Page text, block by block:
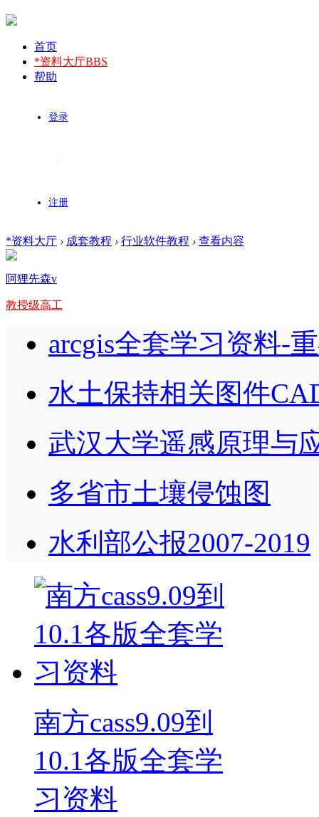
首页
*资料大厅BBS
帮助
登录
注册
*资料大厅 › 成套教程 › 行业软件教程 › 查看内容
阿狸先森v
教授级高工
arcgis全套学习资料-
水土保持相关图件
武汉大学遥感原理与
多省市土壤侵蚀图
水利部公报2007-2019
南方cass9.09到
10.1各版全套学
习资料